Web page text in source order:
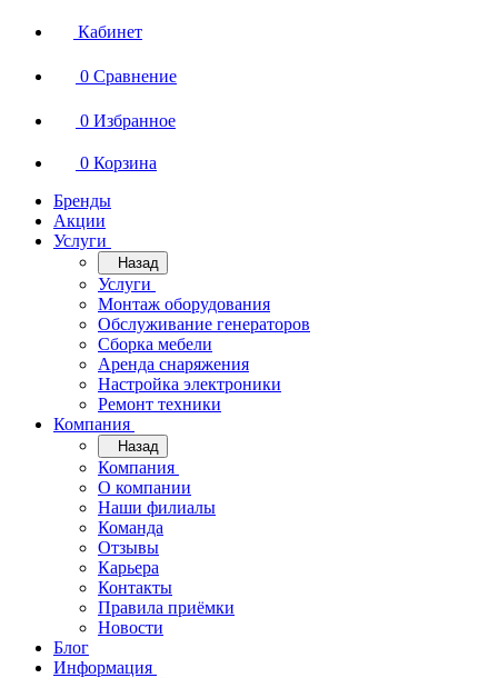
Кабинет
0 Сравнение
0 Избранное
0 Корзина
Бренды
Акции
Услуги
Назад
Услуги
Монтаж оборудования
Обслуживание генераторов
Сборка мебели
Аренда снаряжения
Настройка электроники
Ремонт техники
Компания
Назад
Компания
О компании
Наши филиалы
Команда
Отзывы
Карьера
Контакты
Правила приёмки
Новости
Блог
Информация